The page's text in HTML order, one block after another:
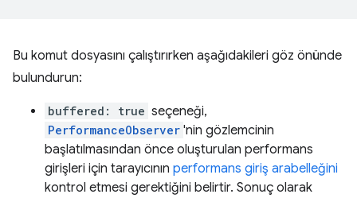
Bu komut dosyasını çalıştırırken aşağıdakileri göz önünde
bulundurun:
buffered: true seçeneği,
PerformanceObserver 'nin gözlemcinin
başlatılmasından önce oluşturulan performans
girişleri için tarayıcının performans giriş arabelleğini
kontrol etmesi gerektiğini belirtir. Sonuç olarak